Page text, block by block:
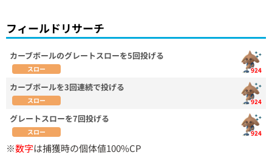
フィールドリサーチ
カーブボールのグレートスローを5回投げる
スロー 924
カーブボールを3回連続で投げる
スロー 924
グレートスローを7回投げる
スロー 924
※数字は捕獲時の個体値100%CP